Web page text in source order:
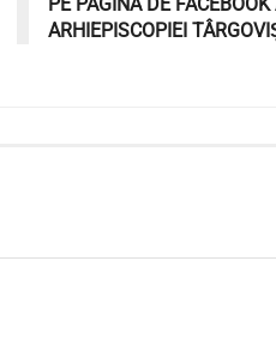
PE PAGINA DE FACEBOOK
ARHIEPISCOPIEI